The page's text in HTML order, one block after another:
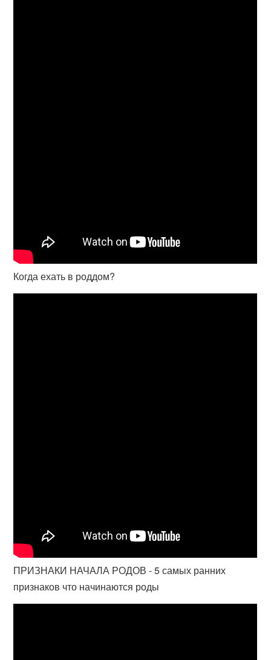
Когда ехать в роддом?
ПРИЗНАКИ НАЧАЛА РОДОВ - 5 самых ранних
признаков что начинаются роды